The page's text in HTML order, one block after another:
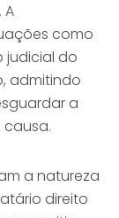
A
como
judicial do
admitindo
a
a natureza
direito